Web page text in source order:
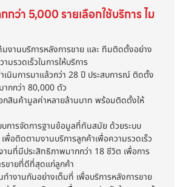
ว่า 5,000 รายเลือกใช้บริการ ไม
งานบริการหลังการขาย และ ทีมติดตั้งอย่าง
มรวดเร็วในการให้บริการ
เนินการมาแล้วกว่า 28 ปี ประสบการณ์ ติดตั้ง
ากกว่า 80,000 ตัว
สินค้ามูลค่าหลายล้านบาท พร้อมติดตั้งให้
บการจัดการฐานข้อมูลที่ทันสมัย ด้วยระบบ
พื่อติดตามงานบริการลูกค้าเพื่อความรวดเร็ว
นที่มีประสิทธิภาพมากกว่า 18 ชีวิต เพื่อการ
รขายที่ดีที่สุดแก่ลูกค้า
ำงานกันอย่างเต็มที่ เพื่อบริการหลังการขาย